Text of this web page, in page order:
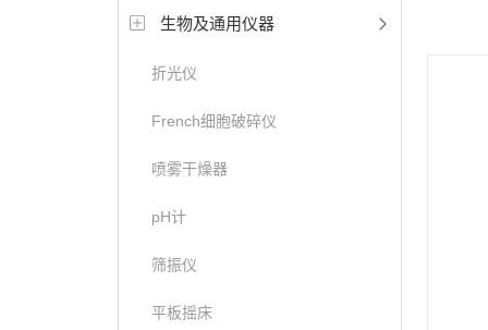
生物及通用仪器
折光仪
French细胞破碎仪
喷雾干燥器
pH计
筛振仪
平板摇床